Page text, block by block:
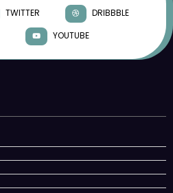
TWITTER
DRIBBBLE
YOUTUBE